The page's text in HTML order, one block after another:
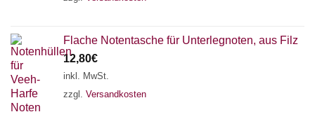
Flache Notentasche für Unterlegnoten, aus Filz
12,80€
inkl. MwSt.
zzgl. Versandkosten